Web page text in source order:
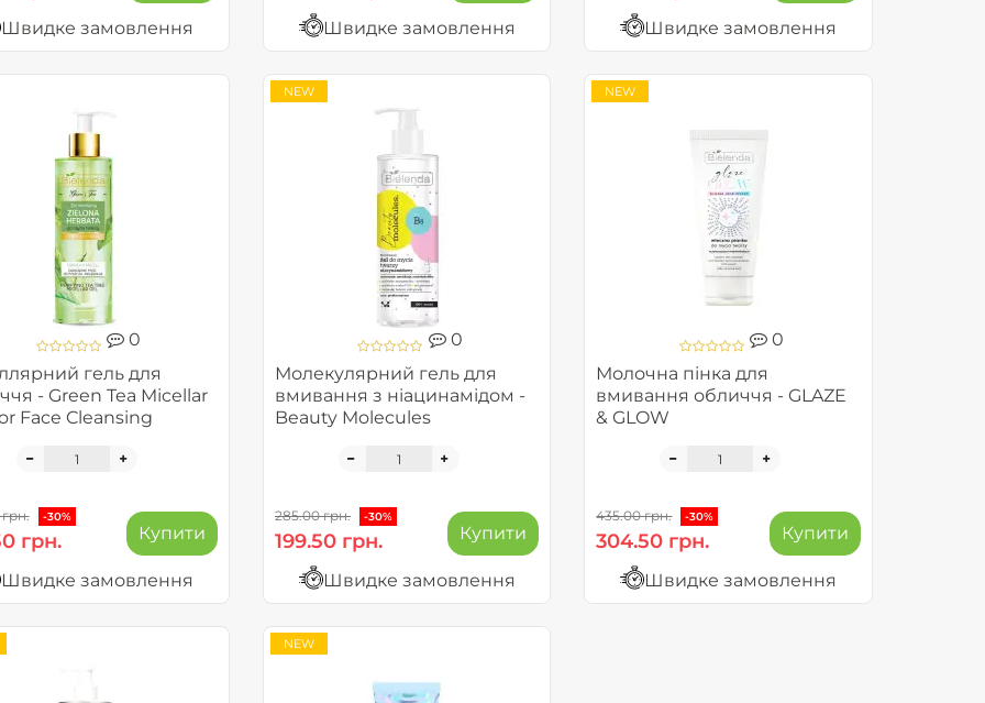
Швидке замовлення Швидке замовлення Швидке замовлення
0
гель для
- Green Tea Micellar
Face Cleansing
-30%
грн. Купити
Швидке замовлення
0
Молекулярний гель для
вмивання з ніацинамідом -
Beauty Molecules
NEW
285.00 грн. -30%
199.50 грн. Купити
Швидке замовлення
0
Молочна пінка для
вмивання обличчя - GLAZE
& GLOW
NEW
435.00 грн. -30%
304.50 грн. Купити
Швидке замовлення
NEW